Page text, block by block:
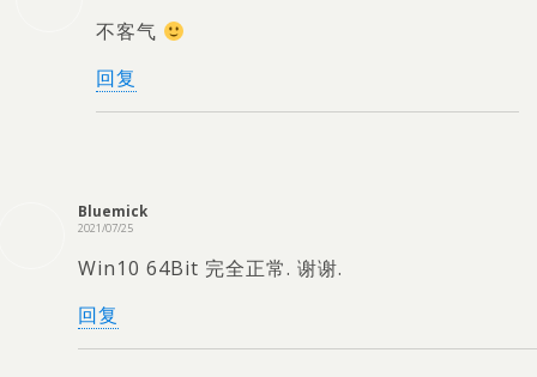
不客气
回复
Bluemick
2021/07/25
Win10 64Bit 完全正常. 谢谢.
回复